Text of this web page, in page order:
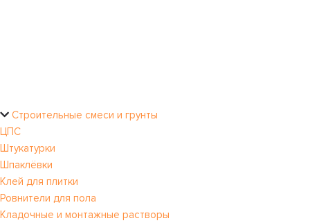
Строительные смеси и грунты
ЦПС
Штукатурки
Шпаклёвки
Клей для плитки
Ровнители для пола
Кладочные и монтажные растворы